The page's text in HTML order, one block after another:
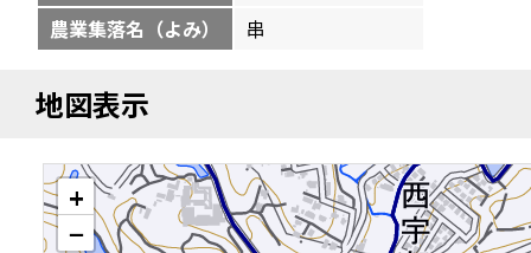
農業集落名（よみ）
串
地図表示
+
−